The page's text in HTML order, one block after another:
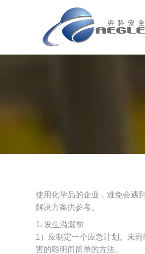
使用化学品的企业，难免会遇
解决方案供参考。
1. 发生溢溅前
1）应制定一个应急计划。未
害的聪明而简单的方法。